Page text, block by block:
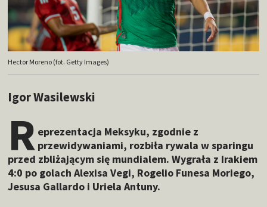
Hector Moreno (fot. Getty Images)
Igor Wasilewski
R eprezentacja Meksyku, zgodnie z
przewidywaniami, rozbiła rywala w sparingu
przed zbliżającym się mundialem. Wygrała z Irakiem
4:0 po golach Alexisa Vegi, Rogelio Funesa Moriego,
Jesusa Gallardo i Uriela Antuny.